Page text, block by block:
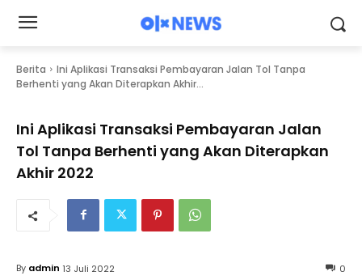
Berita
Ini Aplikasi Transaksi Pembayaran Jalan Tol Tanpa
Berhenti yang Akan Diterapkan Akhir...
Ini Aplikasi Transaksi Pembayaran Jalan
Tol Tanpa Berhenti yang Akan Diterapkan
Akhir 2022
0
By admin 13 Juli 2022